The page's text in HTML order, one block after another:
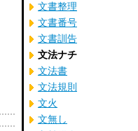
文書整理
文書番号
文書訓告
文法ナチ
文法書
文法規則
文火
文無し